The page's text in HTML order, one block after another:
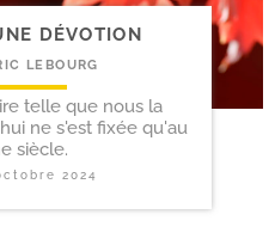
DÉVOTION
LEBOURG
telle que nous la
ne s'est fixée qu'au
siècle.
2024